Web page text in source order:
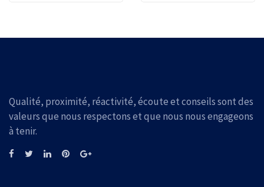
Qualité, proximité, réactivité, écoute et conseils sont des
valeurs que nous respectons et que nous nous engageons
à tenir.